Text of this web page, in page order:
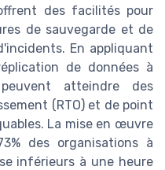
des facilités pour
de sauvegarde et de
En appliquant
de données à
atteindre des
(RTO) et de point
La mise en œuvre
des organisations à
inférieurs à une heure